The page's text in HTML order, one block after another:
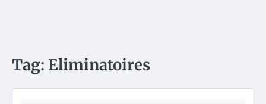
Tag: Eliminatoires